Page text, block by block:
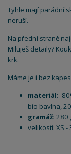
Tyhle mají parádní
neruší.
Na přední straně
Miluješ detaily?
krk.
Máme je i bez
materiál:
bio bavlna,
gramáž: 280
velikosti: XS -